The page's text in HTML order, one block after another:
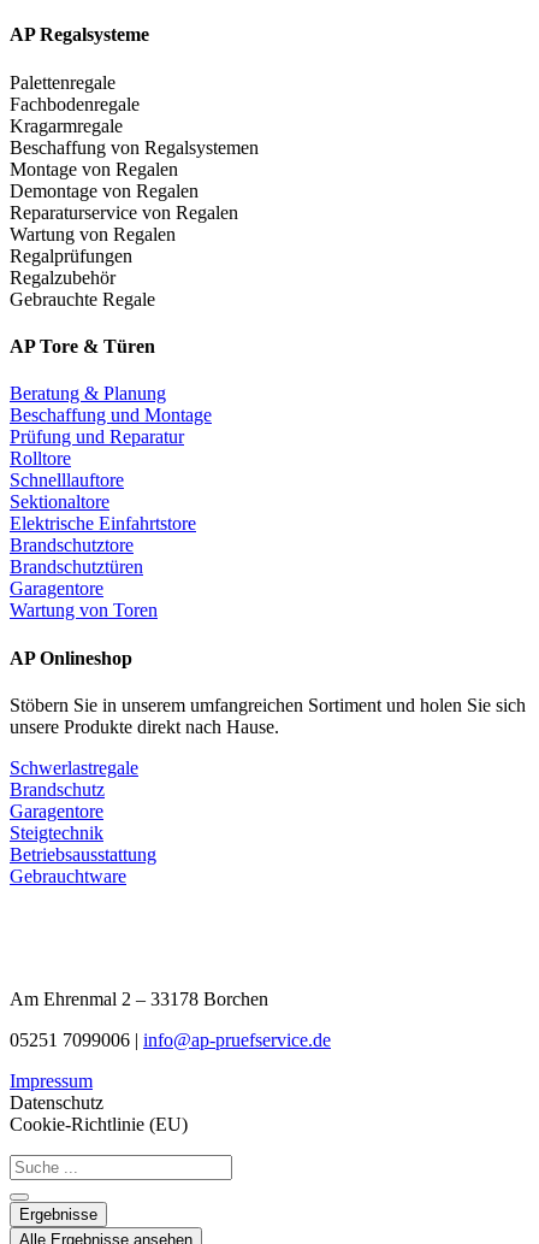
AP Regalsysteme
Palettenregale
Fachbodenregale
Kragarmregale
Beschaffung von Regalsystemen
Montage von Regalen
Demontage von Regalen
Reparaturservice von Regalen
Wartung von Regalen
Regalprüfungen
Regalzubehör
Gebrauchte Regale
AP Tore & Türen
Beratung & Planung
Beschaffung und Montage
Prüfung und Reparatur
Rolltore
Schnelllauftore
Sektionaltore
Elektrische Einfahrtstore
Brandschutztore
Brandschutztüren
Garagentore
Wartung von Toren
AP Onlineshop
Stöbern Sie in unserem umfangreichen Sortiment und holen Sie sich
unsere Produkte direkt nach Hause.
Schwerlastregale
Brandschutz
Garagentore
Steigtechnik
Betriebsausstattung
Gebrauchtware
Am Ehrenmal 2 – 33178 Borchen
05251 7099006 | info@ap-pruefservice.de
Impressum
Datenschutz
Cookie-Richtlinie (EU)
Search
...
Ergebnisse
Alle Ergebnisse ansehen